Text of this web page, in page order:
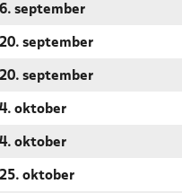
september
september
september
oktober
oktober
oktober